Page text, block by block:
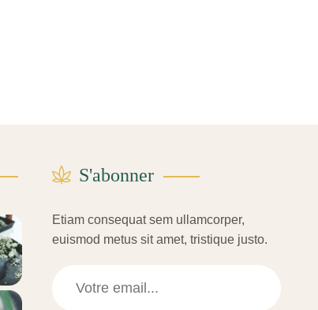
S'abonner
Etiam consequat sem ullamcorper,
euismod metus sit amet, tristique justo.